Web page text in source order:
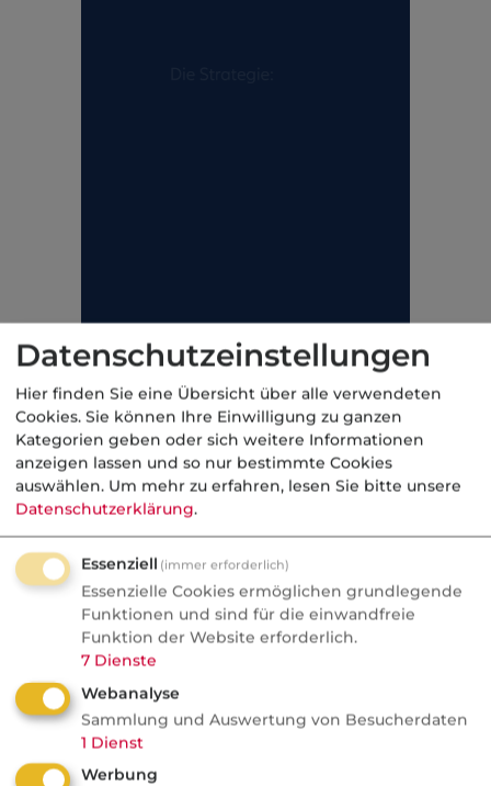
Für Waisenrenten beträgt der Freibetrag das
17,6fache des aktuellen Rentenwertes.
Kategorie: Gesetzliche Rentenversicherung
AktuelleNachrichten
Datenschutzeinstellungen
Hier finden Sie eine Übersicht über alle verwendeten
Cookies. Sie können Ihre Einwilligung zu ganzen
Kategorien geben oder sich weitere Informationen
anzeigen lassen und so nur bestimmte Cookies
auswählen. Um mehr zu erfahren, lesen Sie bitte unsere
Datenschutzerklärung.
Essenziell (immer erforderlich)
Essenzielle Cookies ermöglichen grundlegende
Funktionen und sind für die einwandfreie
Funktion der Website erforderlich.
7 Dienste
Webanalyse
Sammlung und Auswertung von Besucherdaten
1 Dienst
Werbung